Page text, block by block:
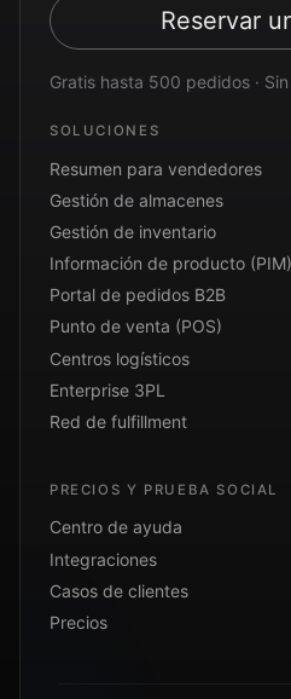
Reservar
Gratis hasta 500 pedidos ·
SOLUCIONES
Resumen para vendedores
Gestión de almacenes
Gestión de inventario
Información de producto (PIM)
Portal de pedidos B2B
Punto de venta (POS)
Centros logísticos
Enterprise 3PL
Red de fulfillment
PRECIOS Y PRUEBA SOCIAL
Centro de ayuda
Integraciones
Casos de clientes
Precios